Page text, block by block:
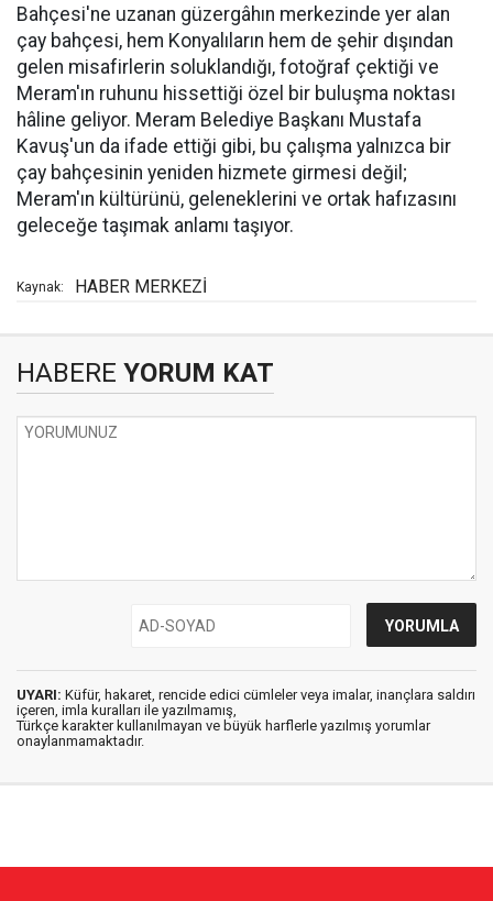
Bahçesi'ne uzanan güzergâhın merkezinde yer alan
çay bahçesi, hem Konyalıların hem de şehir dışından
gelen misafirlerin soluklandığı, fotoğraf çektiği ve
Meram'ın ruhunu hissettiği özel bir buluşma noktası
hâline geliyor. Meram Belediye Başkanı Mustafa
Kavuş'un da ifade ettiği gibi, bu çalışma yalnızca bir
çay bahçesinin yeniden hizmete girmesi değil;
Meram'ın kültürünü, geleneklerini ve ortak hafızasını
geleceğe taşımak anlamı taşıyor.
Kaynak: HABER MERKEZİ
HABERE YORUM KAT
UYARI: Küfür, hakaret, rencide edici cümleler veya imalar, inançlara saldırı
içeren, imla kuralları ile yazılmamış,
Türkçe karakter kullanılmayan ve büyük harflerle yazılmış yorumlar
onaylanmamaktadır.